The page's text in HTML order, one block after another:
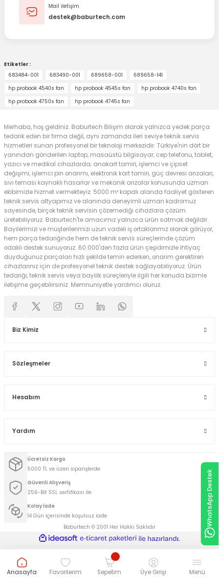
Mail iletişim
destek@baburtech.com
Etiketler :
683484-001
683490-001 689658-001
689658-141
hp probook 4540s fan
hp probook 4545s fan
hp probook 4740s fan
hp probook 4750s fan
hp probook 4745s fan
Merhaba, hoş geldiniz. Baburtech Bilişim olarak yalnızca yedek parça
tedarik eden bir firma değil, aynı zamanda ileri seviye teknik servis
hizmetleri sunan profesyonel bir teknoloji merkezidir. Türkiye'nin dört bir
yanından gönderilen laptop, masaüstü bilgisayar, cep telefonu, tablet,
yazıcı ve medikal cihazlarda; anakart tamiri, işlemci ve çipset
değişimi, işlemci pin onarımı, elektronik kart tamiri, güç devresi arızaları,
sıvı teması kaynaklı hasarlar ve mekanik arızalar konusunda uzman
ekibimizle hizmet vermekteyiz. 5000 m² kapalı alanda faaliyet gösteren
teknik servis altyapımız ve alanında deneyimli uzman kadromuz
sayesinde, birçok teknik servisin çözemediği cihazlara çözüm
üretebiliyoruz. Baburtech'te amacımız yalnızca ürün satmak değildir.
Bayilerimizi ve müşterilerimizi uzun vadeli iş ortaklarımız olarak görüyor,
hem parça tedariğinde hem de teknik servis süreçlerinde çözüm
odaklı destek sunuyoruz. 60.000'den fazla ürün çeşidimizle ihtiyaç
duyduğunuz parçaları hızlı şekilde temin ederken, onarım gerektiren
cihazlarınız için de profesyonel teknik destek sağlayabiliyoruz. Ürün
tedariği, teknik servis veya bayilik süreçleriyle ilgili her konuda bizimle
iletişime geçebilirsiniz. Memnuniyetle yardımcı oluruz.
Biz Kimiz
Sözleşmeler
Hesabım
Yardım
Ücretsiz Kargo
5000 TL ve üzeri siparişlerde
Güvenli Alışveriş
256-Bit SSL sertifikası ile
Kolay İade
14 Gün içerisinde koşulsuz iade
Baburtech © 2001 Her Hakkı Saklıdır
WhatsApp Destek
Anasayfa Favorilerim Sepetim Üye Girişi Menü
ideasoft
e-
hazırlandı.